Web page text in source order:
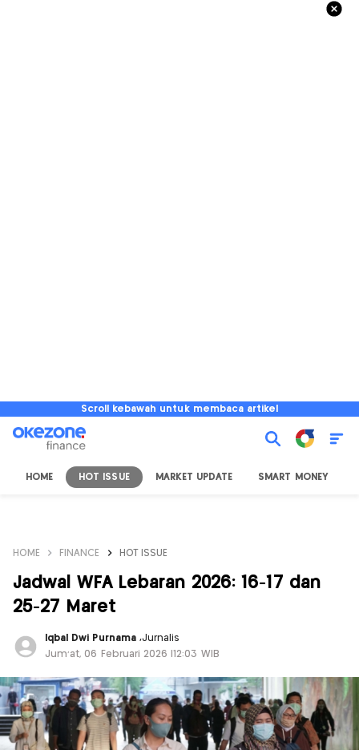
Scroll kebawah untuk membaca artikel
HOME HOT ISSUE MARKET UPDATE SMART MONEY
HOME FINANCE HOT ISSUE
Jadwal WFA Lebaran 2026: 16-17 dan
25-27 Maret
Iqbal Dwi Purnama ,Jurnalis
Jum'at, 06 Februari 2026 |12:03 WIB